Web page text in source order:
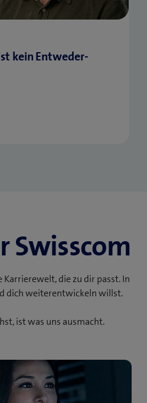
kein Entweder-
Swisscom
Karrierewelt, die zu dir passt. In
dich weiterentwickeln willst.
ist was uns ausmacht.